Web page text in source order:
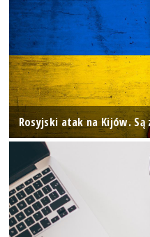
Rosyjski atak na Kijów.